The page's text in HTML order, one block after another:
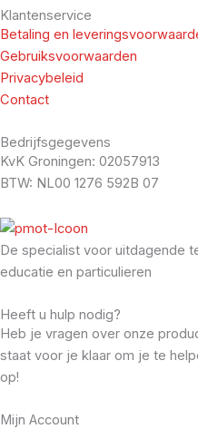
Klantenservice
Betaling en
Gebruiksvoorwaarden
Privacybeleid
Contact
Bedrijfsgegevens
KvK Groningen: 02057913
BTW: NL00 1276 592B 07
De specialist voor uitdagende
educatie en particulieren
Heeft u hulp nodig?
Heb je vragen over onze
staat voor je klaar om je te
op!
Mijn Account